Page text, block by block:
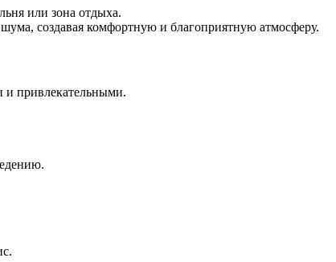
или зона отдыха.
создавая комфортную и благоприятную атмосферу.
и привлекательными.